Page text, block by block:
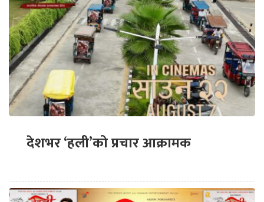
देशभर ‘हली’को प्रचार आक्रामक